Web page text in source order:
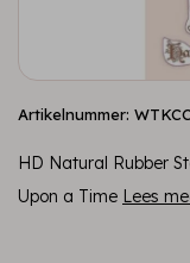
Artikelnummer:
HD Natural Rubber
Upon a Time Lees